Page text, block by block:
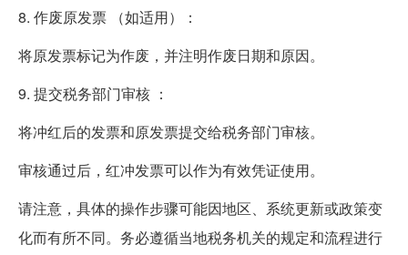
8. 作废原发票 （如适用）：
将原发票标记为作废，并注明作废日期和原因。
9. 提交税务部门审核 ：
将冲红后的发票和原发票提交给税务部门审核。
审核通过后，红冲发票可以作为有效凭证使用。
请注意，具体的操作步骤可能因地区、系统更新或政策变
化而有所不同。务必遵循当地税务机关的规定和流程进行